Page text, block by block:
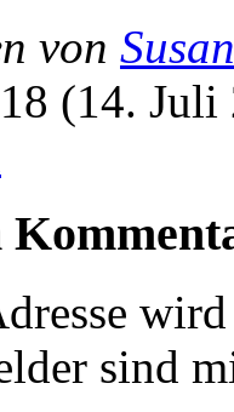
von
(14.
sind